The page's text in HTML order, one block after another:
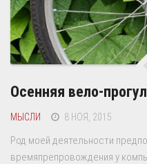
Осенняя вело-
МЫСЛИ 8 НОЯ, 2015
Род моей деятельности
времяпрепровождения у